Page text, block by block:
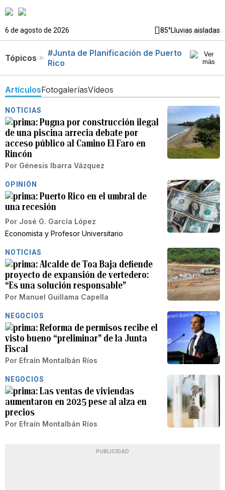
6 de agosto de 2026 85°Lluvias aisladas
Tópicos
#Junta de Planificación de Puerto
Rico
ArtículosFotogaleríasVídeos
NOTICIAS
Pugna por construcción ilegal
de una piscina arrecia debate por
acceso público al Camino El Faro en
Rincón
Por Génesis Ibarra Vázquez
OPINIÓN
Puerto Rico en el umbral de
una recesión
Por José G. García López
Economista y Profesor Universitario
NOTICIAS
Alcalde de Toa Baja defiende
proyecto de expansión de vertedero:
“Es una solución responsable”
Por Manuel Guillama Capella
NEGOCIOS
Reforma de permisos recibe el
visto bueno “preliminar” de la Junta
Fiscal
Por Efraín Montalbán Ríos
NEGOCIOS
Las ventas de viviendas
aumentaron en 2025 pese al alza en
precios
Por Efraín Montalbán Ríos
PUBLICIDAD